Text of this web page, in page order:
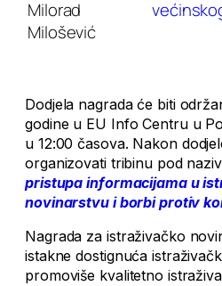
Milorad
Milošević
Dodjela nagrada će biti
godine u EU Info Centru u
u 12:00 časova. Nakon
organizovati tribinu pod
pristupa informacijama u
novinarstvu i borbi protiv
Nagrada za istraživačko
istakne dostignuća
promoviše kvalitetno